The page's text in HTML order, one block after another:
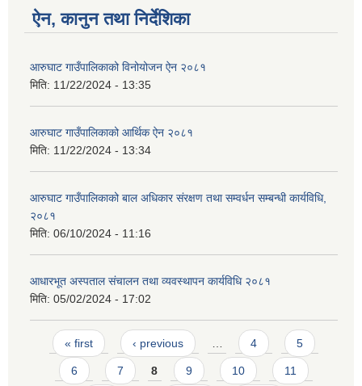
ऐन, कानुन तथा निर्देशिका
आरुघाट गाउँपालिकाको विनोयोजन ऐन २०८१
मिति: 11/22/2024 - 13:35
आरुघाट गाउँपालिकाको आर्थिक ऐन २०८१
मिति: 11/22/2024 - 13:34
आरुघाट गाउँपालिकाको बाल अधिकार संरक्षण तथा सम्वर्धन सम्बन्धी कार्यविधि,
२०८१
मिति: 06/10/2024 - 11:16
आधारभूत अस्पताल संचालन तथा व्यवस्थापन कार्यविधि २०८१
मिति: 05/02/2024 - 17:02
Pages
« first ‹ previous 4 5
6 7 8 9 10 11